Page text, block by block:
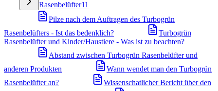
Rasenbelüfter11
Pilze nach dem Auftragen des Turbogrün
Rasenbelüfters - Ist das bedenklich?
Turbogrün
Rasenbelüfter und Kinder/Haustiere - Was ist zu beachten?
Abstand zwischen Turbogrün Rasenbelüfter und
anderen Produkten
Wann wendet man den Turbogrün
Rasenbelüfter an?
Wissenschatlicher Bericht über den